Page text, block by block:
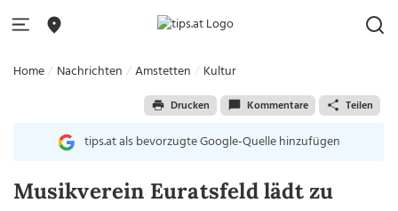
Home Nachrichten Amstetten Kultur
Drucken Kommentare Teilen
tips.at als bevorzugte Google-Quelle hinzufügen
Musikverein Euratsfeld lädt zu